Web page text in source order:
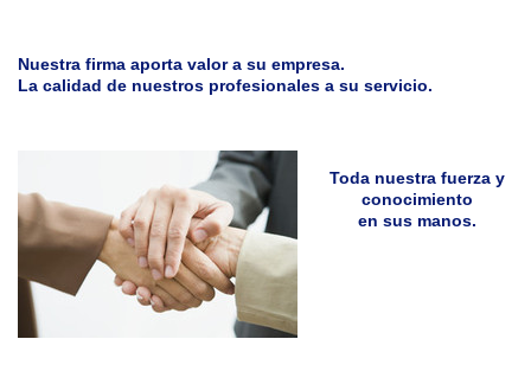
Nuestra firma aporta valor a su empresa.
La calidad de nuestros profesionales a su servicio.
Toda nuestra fuerza y
conocimiento
en sus manos.